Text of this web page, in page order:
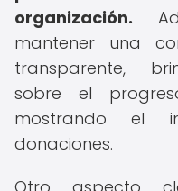
organización.
mantener una
transparente,
sobre el
mostrando el
donaciones.